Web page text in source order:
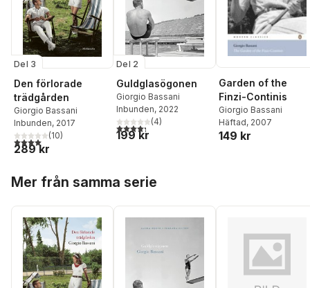
Del 3
Den förlorade
trädgården
Giorgio Bassani
Inbunden, 2017
4,0utav 5 stjärnor. Totalt antal röster:
(10)
289 kr
Del 2
Guldglasögonen
Giorgio Bassani
Inbunden, 2022
4,3utav 5 stjärnor. Totalt antal röster:
(4)
199 kr
Garden of the
Finzi-Continis
Giorgio Bassani
Häftad, 2007
149 kr
Mer från samma serie